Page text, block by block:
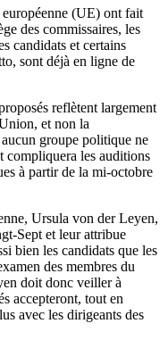
(UE) ont fait
des commissaires, les
candidats et certains
sont déjà en ligne de
reflètent largement
et non la
groupe politique ne
compliquera les auditions
à partir de la mi-octobre
Ursula von der Leyen,
Sept et leur attribue
bien les candidats que les
des membres du
doit donc veiller à
accepteront, tout en
avec les dirigeants des